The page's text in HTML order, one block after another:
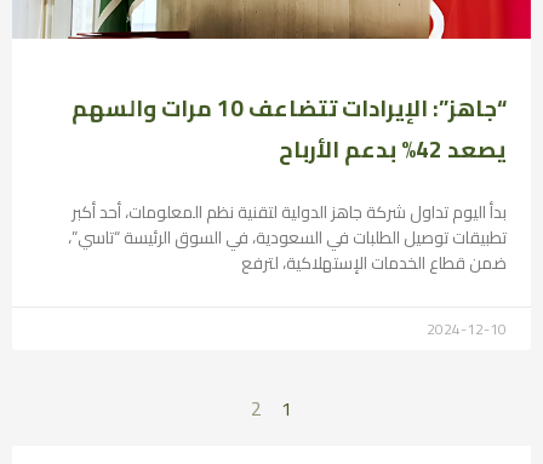
“جاهز”: الإيرادات تتضاعف 10 مرات والسهم
يصعد 42% بدعم الأرباح
بدأ اليوم تداول شركة جاهز الدولية لتقنية نظم المعلومات، أحد أكبر
تطبيقات توصيل الطلبات في السعودية، في السوق الرئيسة “تاسي”،
ضمن قطاع الخدمات الإستهلاكية، لترفع
2024-12-10
1
2